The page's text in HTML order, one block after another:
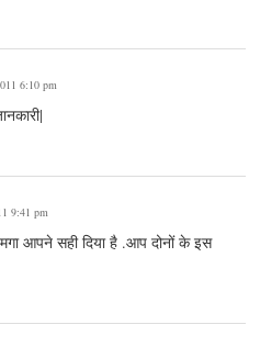
6:10 pm
9:41 pm
आपने सही दिया है .आप दोनों के इस